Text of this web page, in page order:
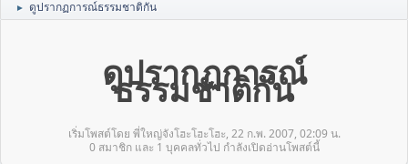
► ดูปรากฏการณ์ธรรมชาติกัน
ดูปรากฏการณ์
ธรรมชาติกัน
เริ่มโพสต์โดย พี่ใหญ่จังโฮะโฮะโฮะ, 22 ก.พ. 2007, 02:09 น.
0 สมาชิก และ 1 บุคคลทั่วไป กำลังเปิดอ่านโพสต์นี้